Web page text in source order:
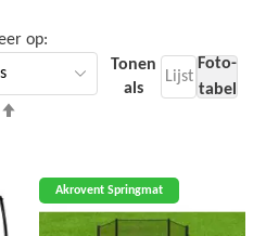
Tonen
als
Foto-
tabel
Lijst
op
laag
sorteren
Akrovent Springmat